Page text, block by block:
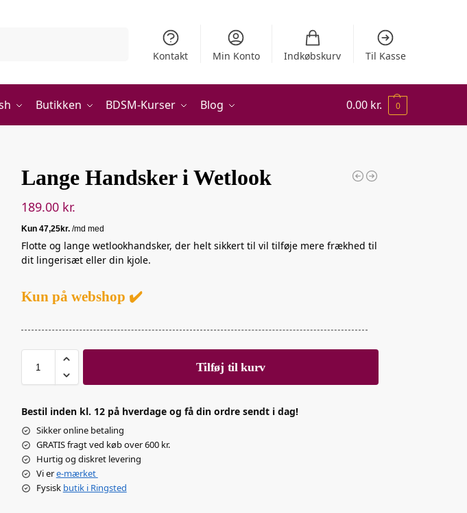
Kontakt Min Konto Indkøbskurv Til Kasse
Butikken BDSM-Kurser Blog 0.00 kr. 0
Lange Handsker i Wetlook
189.00 kr.
Flotte og lange wetlookhandsker, der helt sikkert til vil tilføje mere frækhed til
dit lingerisæt eller din kjole.
Kun på webshop ✔️
Tilføj til kurv
Bestil inden kl. 12 på hverdage og få din ordre sendt i dag!
Sikker online betaling
GRATIS fragt ved køb over 600 kr.
Hurtig og diskret levering
Vi ere-mærket
Fysisk butik i Ringsted